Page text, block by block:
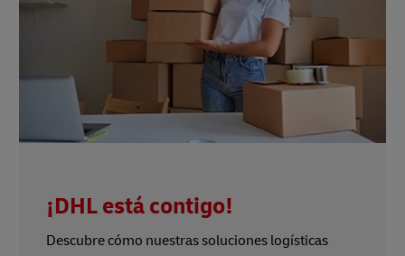
¡DHL está contigo!
Descubre cómo nuestras soluciones logísticas